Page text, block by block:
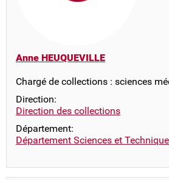
Anne HEUQUEVILLE
Chargé de collections : sciences
Direction:
Direction des collections
Département:
Département Sciences et